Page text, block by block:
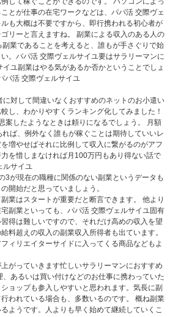
とが仕事の在宅ワークなどは、パパ活 交際ヴェ
も大概は不要ですから、即行携われる初心者が
リーと言えますね。 副業による収入のある人の
業であることを考えると、誰もが手さぐりで始
。パパ活 交際ヴェルサイユ要はサラリーマンに
ユ副業はやる気があるか否かということでしょ
パ活 交際ヴェルサイユ
対して間違いなくおすすめのネットのお小遣い
し、わかりやすくランキング化してみました！
案したようなときは頼りになるでしょう。 月額
ば、例外なく誰もが稼ぐことは期待していいレ
増やせばそれに比例して収入に繋がるのがアフ
を惜しまなければ月100万円もあり得ない話で
ルサイユ
3が現在の職種に関係のない副業というデータも
開始だと思っていましょう。
業はスタートが重要だと断言できます。 他より
副業といっても、パパ活 交際ヴェルサイユ固有
得は難しいですので、それだけ高めの収入を望
料超えの収入の副業収入所得者も出ています。
ィリエイターサイドに入ってくる商品などもよ
がっていきます忙しいサラリーマンにおすすめ
あるいは買い付けなどのお仕事に携わっていた
ョップも参入しやすいと思われます。気長に副
われている場合も、多数いるのです。 概ね副業
ようです。人よりも早く始めて継続していくこ